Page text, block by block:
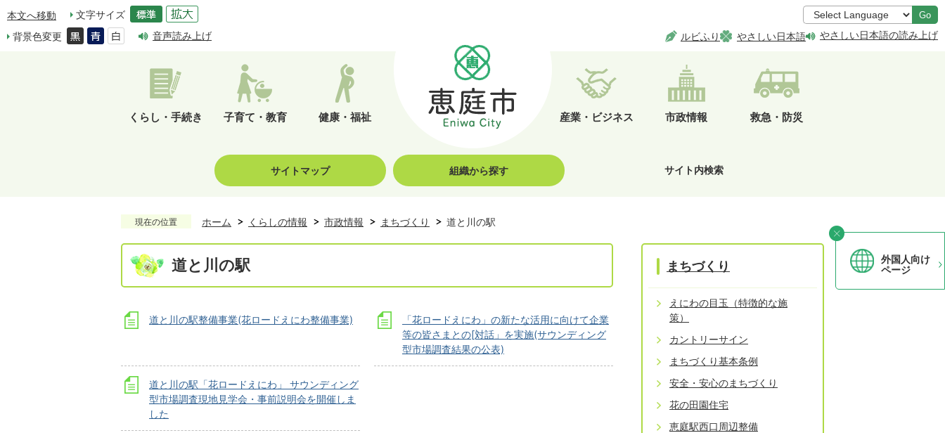
本文へ移動
文字サイズ
背景色変更
音声読み上げ
Go
ルビふり やさしい日本語 やさしい日本語の読み上げ
くらし・手続き 子育て・教育 健康・福祉 産業・ビジネス 市政情報 救急・防災
サイトマップ 組織から探す サイト内検索
外国人向け
ページ
現在の位置 ホーム くらしの情報 市政情報 まちづくり 道と川の駅
道と川の駅
道と川の駅整備事業(花ロードえにわ整備事業)
「花ロードえにわ」の新たな活用に向けて企業
等の皆さまとの[対話」を実施(サウンディング
型市場調査結果の公表)
道と川の駅「花ロードえにわ」 サウンディング
型市場調査現地見学会・事前説明会を開催しま
した
まちづくり
えにわの目玉（特徴的な施
策）
カントリーサイン
まちづくり基本条例
安全・安心のまちづくり
花の田園住宅
恵庭駅西口周辺整備